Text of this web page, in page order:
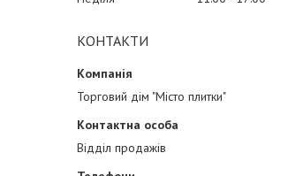
КОНТАКТИ
Торговий дім "Місто плитки"
Відділ продажів